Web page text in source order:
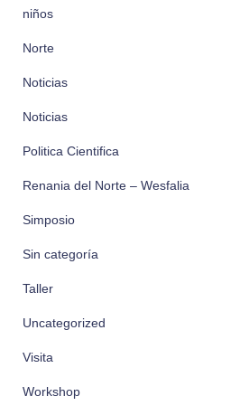
niños
Norte
Noticias
Noticias
Politica Cientifica
Renania del Norte – Wesfalia
Simposio
Sin categoría
Taller
Uncategorized
Visita
Workshop